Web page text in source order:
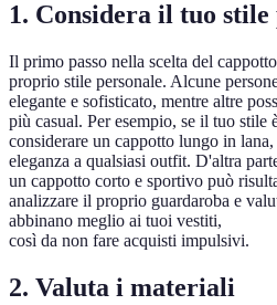
1. Considera il tuo stile
Il primo passo nella scelta del
proprio stile personale. Alcune
elegante e sofisticato, mentre altre
più casual. Per esempio, se il tuo stile
considerare un cappotto lungo in
eleganza a qualsiasi outfit. D'altra
un cappotto corto e sportivo può
analizzare il proprio guardaroba e
abbinano meglio ai tuoi vestiti,
così da non fare acquisti impulsivi.
2. Valuta i materiali